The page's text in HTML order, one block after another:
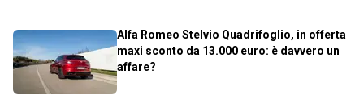
Alfa Romeo Stelvio Quadrifoglio, in offerta
maxi sconto da 13.000 euro: è davvero un
affare?